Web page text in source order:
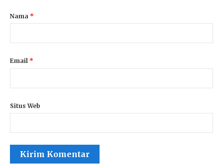
Nama *
Email *
Situs Web